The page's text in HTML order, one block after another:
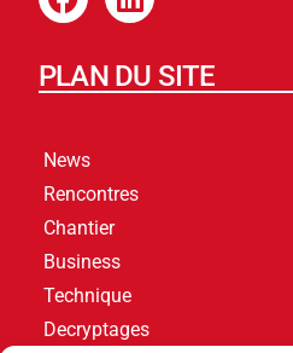
PLAN DU SITE
News
Rencontres
Chantier
Business
Technique
Decryptages